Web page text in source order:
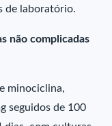
de laboratório.
não complicadas
minociclina,
seguidos de 100